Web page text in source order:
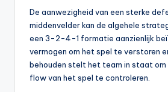
De aanwezigheid van een sterke
middenvelder kan de algehele
een 3-2-4-1 formatie aanzienlijk
vermogen om het spel te verstoren
behouden stelt het team in staat om
flow van het spel te controleren.